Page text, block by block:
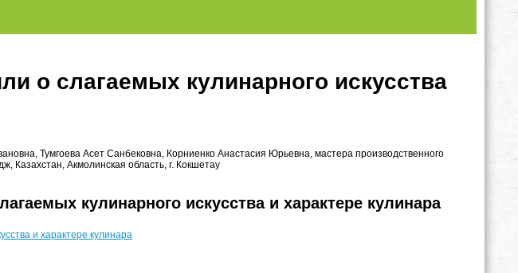
о слагаемых кулинарного искусства
Тумгоева Асет Санбековна, Корниенко Анастасия Юрьевна, мастера производственного
Казахстан, Акмолинская область, г. Кокшетау
кулинарного искусства и характере кулинара
и характере кулинара